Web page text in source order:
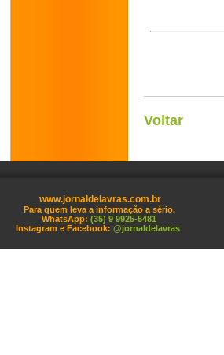
Voltar
www.jornaldelavras.com.br
Para quem leva a informação a sério.
WhatsApp: (35) 9 9925-5481
Instagram e Facebook: @jornaldelavras